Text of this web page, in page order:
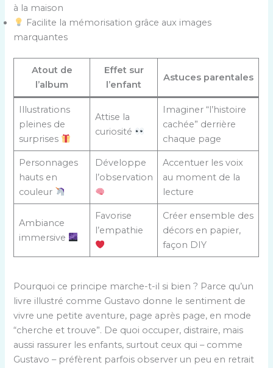
à la maison
Facilite la mémorisation grâce aux images
marquantes
Atout de
l’album
Effet sur
l’enfant
Astuces parentales
Illustrations
pleines de
surprises
Attise la
curiosité
Imaginer “l’histoire
cachée” derrière
chaque page
Personnages
hauts en
couleur
Développe
l’observation
Accentuer les voix
au moment de la
lecture
Ambiance
immersive
Favorise
l’empathie
Créer ensemble des
décors en papier,
façon DIY
Pourquoi ce principe marche-t-il si bien ? Parce qu’un
livre illustré comme Gustavo donne le sentiment de
vivre une petite aventure, page après page, en mode
“cherche et trouve”. De quoi occuper, distraire, mais
aussi rassurer les enfants, surtout ceux qui – comme
Gustavo – préfèrent parfois observer un peu en retrait